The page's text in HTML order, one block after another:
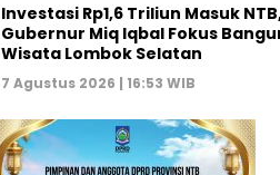
Investasi Rp1,6 Triliun Masuk
Gubernur Miq Iqbal Fokus
Wisata Lombok Selatan
7 Agustus 2026 | 16:53 WIB